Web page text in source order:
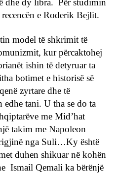
dhe dy libra. Për studimin
e Roderik Bejlit.
model të shkrimit të
kur përcaktohej
ishin të detyruar ta
botimet e historisë së
zyrtare dhe të
tani. U tha se do ta
me Mid’hat
takim me Napoleon
nga Suli…Ky është
duhen shikuar në kohën
Ismail Qemali ka bërënjë